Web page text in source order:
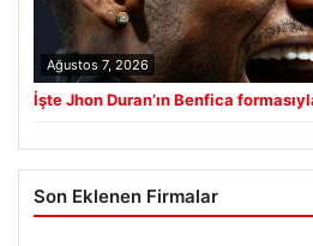
Ağustos 7, 2026
İşte Jhon Duran’ın Benfica
Son Eklenen Firmalar